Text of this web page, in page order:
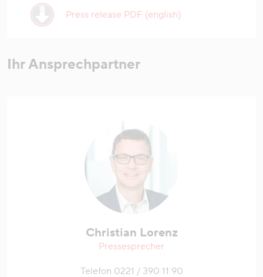
Press release PDF (english)
Ihr Ansprechpartner
Christian Lorenz
Pressesprecher
Telefon 0221 / 390 11 90